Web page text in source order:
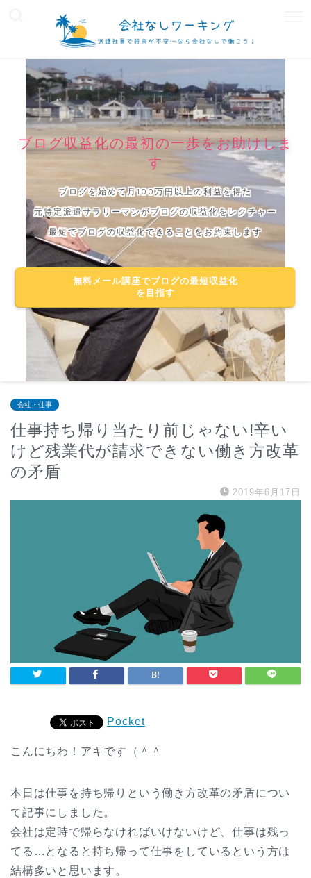
ブログ収益化の最初の一歩をお助けしま
す
ブログを始めて月100万円以上の利益を得た
元特定派遣サラリーマンがブログの収益化をレクチャー
最短でブログの収益化できることをお約束します
無料メール講座でブログの最短収益化
を目指す
会社・仕事
仕事持ち帰り当たり前じゃない!辛い
けど残業代が請求できない働き方改革
の矛盾
2019年6月17日
Pocket
こんにちわ！アキです（＾＾
本日は仕事を持ち帰りという働き方改革の矛盾につい
て記事にしました。
会社は定時で帰らなければいけないけど、仕事は残っ
てる…となると持ち帰って仕事をしているという方は
結構多いと思います。